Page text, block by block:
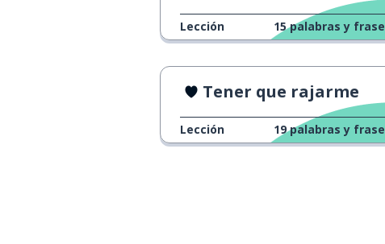
Lección 15 palabras y
Tener que rajarme
Lección 19 palabras y